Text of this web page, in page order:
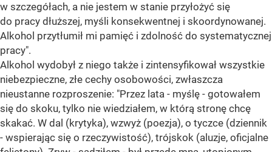
w szczegółach, a nie jestem w stanie przyłożyć się
do pracy dłuższej, myśli konsekwentnej i skoordynowanej.
Alkohol przytłumił mi pamięć i zdolność do systematycznej
pracy".
Alkohol wydobył z niego także i zintensyfikował wszystkie
niebezpieczne, złe cechy osobowości, zwłaszcza
nieustanne rozproszenie: "Przez lata - myślę - gotowałem
się do skoku, tylko nie wiedziałem, w którą stronę chcę
skakać. W dal (krytyka), wzwyż (poezja), o tyczce (dziennik
- wspierając się o rzeczywistość), trójskok (aluzje, oficjalne